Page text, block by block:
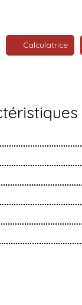
Calculatrice